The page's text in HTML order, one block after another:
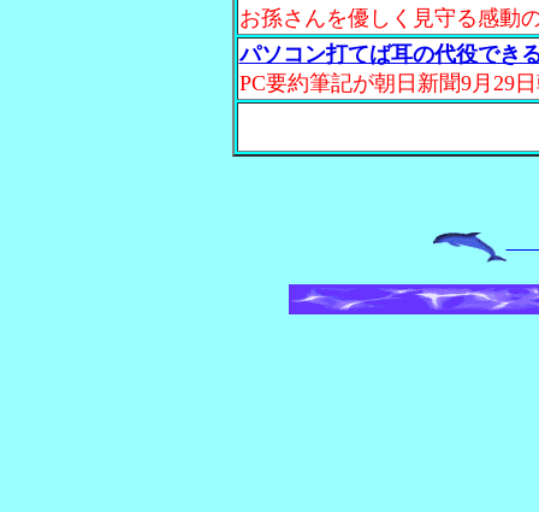
お孫さんを優しく見守る感動
パソコン打てば耳の代役でき
PC要約筆記が朝日新聞9月29